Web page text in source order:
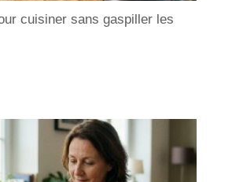
cuisiner sans gaspiller les